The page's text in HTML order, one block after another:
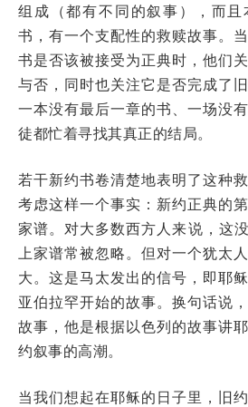
组成（都有不同的叙事），而
书，有一个支配性的救赎故事。
书是否该被接受为正典时，他们
与否，同时也关注它是否完成了
一本没有最后一章的书、一场没
徒都忙着寻找其真正的结局。
若干新约书卷清楚地表明了这种
考虑这样一个事实：新约正典的
家谱。对大多数西方人来说，这
上家谱常被忽略。但对一个犹太
大。这是马太发出的信号，即耶
亚伯拉罕开始的故事。换句话说
故事，他是根据以色列的故事讲
约叙事的高潮。
当我们想起在耶稣的日子里，旧